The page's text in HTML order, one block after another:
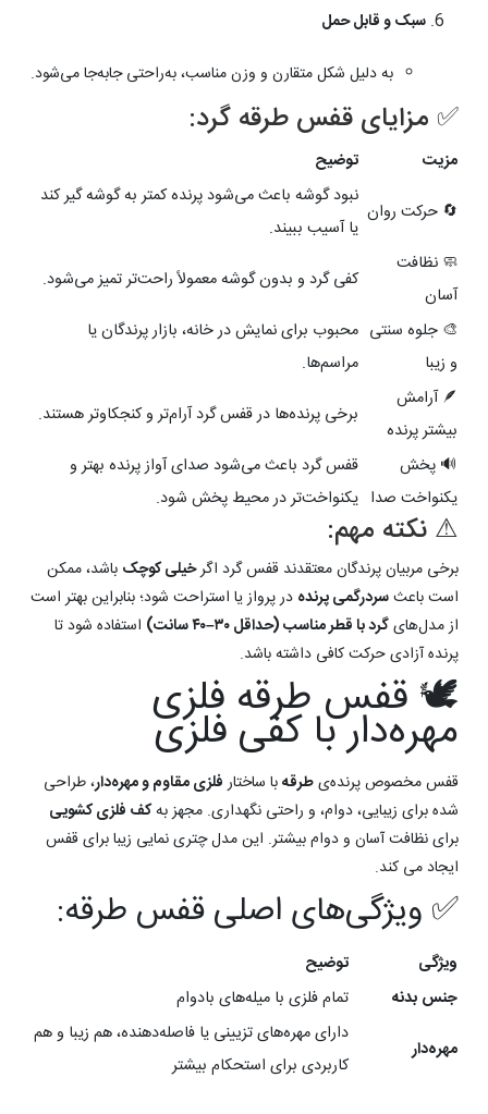
سبک و قابل حمل
به دلیل شکل متقارن و وزن مناسب، به‌راحتی جابه‌جا می‌شود.
✅ مزایای قفس طرقه گرد:
مزیت
توضیح
🔄 حرکت روان
نبود گوشه‌ باعث می‌شود پرنده کمتر به گوشه گیر کند
یا آسیب ببیند.
🧼 نظافت
آسان
کفی گرد و بدون گوشه‌ معمولاً راحت‌تر تمیز می‌شود.
🎨 جلوه سنتی
و زیبا
محبوب برای نمایش در خانه، بازار پرندگان یا
مراسم‌ها.
🪶 آرامش
بیشتر پرنده
برخی پرنده‌ها در قفس گرد آرام‌تر و کنجکاو‌تر هستند.
🔊 پخش
یکنواخت صدا
قفس گرد باعث می‌شود صدای آواز پرنده بهتر و
یکنواخت‌تر در محیط پخش شود.
⚠ نکته مهم:
برخی مربیان پرندگان معتقدند قفس گرد اگرخیلی کوچک باشد، ممکن
است باعثسردرگمی پرنده در پرواز یا استراحت شود؛ بنابراین بهتر است
از مدل‌هایگرد با قطر مناسب (حداقل ۳۰–۴۰ سانت)
استفاده شود تا
پرنده آزادی حرکت کافی داشته باشد.
🕊️ قفس طرقه فلزی
مهره‌دار با کفی فلزی
قفس مخصوص پرنده‌یطرقهبا ساختارفلزی مقاوم و مهره‌دار، طراحی
شده برای زیبایی، دوام، و راحتی نگهداری. مجهز بهکف فلزی کشویی
برای نظافت آسان و دوام بیشتر. این مدل چتری نمایی زیبا برای قفس
ایجاد می کند.
✅ ویژگی‌های اصلی قفس طرقه:
ویژگی
توضیح
جنس بدنه
تمام فلزی با میله‌های بادوام
مهره‌دار
دارای مهره‌های تزیینی یا فاصله‌دهنده، هم زیبا و هم
کاربردی برای استحکام بیشتر